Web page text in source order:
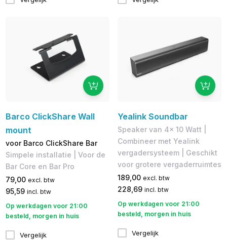
Barco ClickShare Wall
mount
voor Barco ClickShare Bar
Simpele installatie | Voor de
Bar Core en Bar Pro
79,00 excl. btw
95,59 incl. btw
Op werkdagen voor 21:00
besteld, morgen in huis
Vergelijk
Yealink Soundbar
Speaker van 4x 10 Watt |
Combineer met Yealink
vergadersysteem | Geschikt
voor grotere vergaderruimtes
189,00 excl. btw
228,69 incl. btw
Op werkdagen voor 21:00
besteld, morgen in huis
Vergelijk